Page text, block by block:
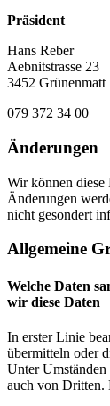
Präsident
Hans Reber
Aebnitstrasse 23
3452 Grünenmatt
079 372 34 00
Änderungen
Wir können diese
Änderungen
nicht gesondert
Allgemeine
Welche Daten
wir diese Daten
In erster Linie
übermitteln oder
Unter Umständen
auch von Dritten.